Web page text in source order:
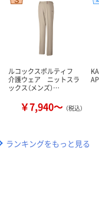
ルコックスポルティフ
介護ウェア ニットスラ
ックス（メンズ）…
￥7,940～ （税込）
ランキングをもっと見る